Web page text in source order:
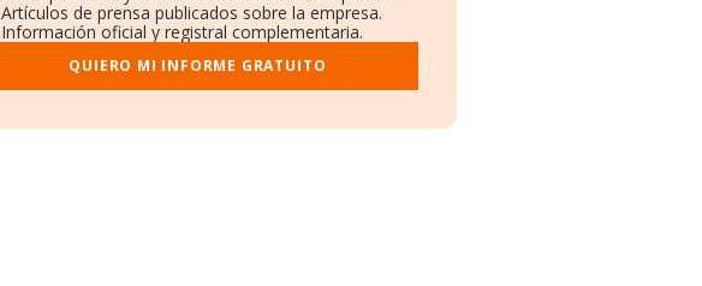
Artículos de prensa publicados sobre la empresa.
Información oficial y registral complementaria.
QUIERO MI INFORME GRATUITO